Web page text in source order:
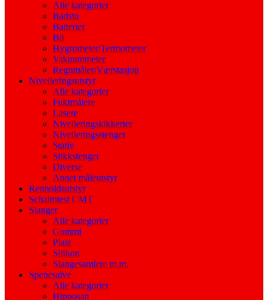
Alle kategorier
Badstu
Batterier
Bil
Hygrometer/Termometer
Vakuummeter
Regnmåler/Værstasjon
Nivelleringsutstyr
Alle kategorier
Fuktmålere
Lasere
Nivelleringskikkerter
Nivelleringsstenger
Stativ
Stikkstenger
Diverse
Annet måleutstyr
Renholdsutstyr
Schalmtest CMT
Slanger
Alle kategorier
Gummi
Plast
Silikon
Slangesamlere m.m.
Spenesalve
Alle kategorier
Hipposan